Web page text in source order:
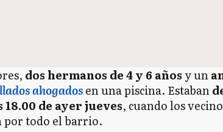
dos hermanos de 4 y 6 años y un
ahogadosen una piscina. Estaban
18.00 de ayer jueves, cuando los
por todo el barrio.